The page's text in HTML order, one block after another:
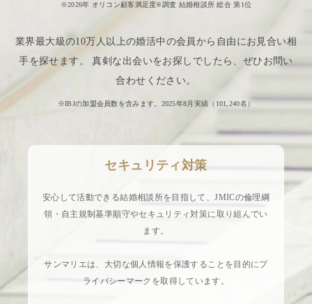
※2026年 オリコン顧客満足度®調査 結婚相談所 総合 第1位
業界最大級の10万人以上の婚活中の会員から自由にお見合い相
手を探せます。 真剣な出会いをお探しでしたら、ぜひお問い
合わせください。
※IBJの加盟会員数を含みます。2025年8月実績（ 101,240名）
セキュリティ対策
安心して活動できる結婚相談所を目指して、JMICの倫理綱
領・自主規制基準順守やセキュリティ対策に取り組んでい
ます。
サンマリエは、大切な個人情報を保護することを目的にプ
ライバシーマークを取得しています。